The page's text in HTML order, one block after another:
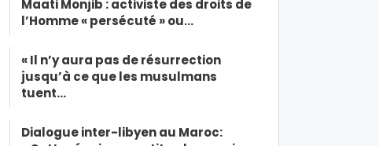
Maati Monjib : activiste des droits de
l’Homme « persécuté » ou…
« Il n’y aura pas de résurrection
jusqu’à ce que les musulmans
tuent…
Dialogue inter-libyen au Maroc: